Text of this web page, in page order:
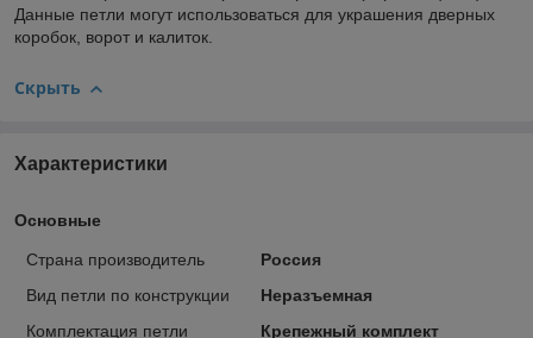
Данные петли могут использоваться для украшения дверных
коробок, ворот и калиток.
Скрыть
Характеристики
Основные
Страна производитель
Россия
Вид петли по конструкции
Неразъемная
Комплектация петли
Крепежный комплект